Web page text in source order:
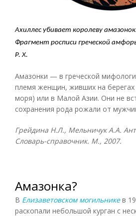
Ахиллес убивает королеву
Фрагмент росписи греческой
Р. Х.
Амазонки — в греческой
племя женщин, живших на
моря) или в Малой Азии. Они не
сохранения рода рожали от
Грейдина Н.Л., Мельничук А.А.
Словарь-справочник. М., 2007.
Амазонка?
В Елизаветовском могильникев
раскопали небольшой курган с